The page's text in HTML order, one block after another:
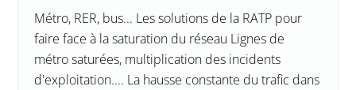
Métro, RER, bus... Les solutions de la RATP pour
faire face à la saturation du réseau Lignes de
métro saturées, multiplication des incidents
d'exploitation.... La hausse constante du trafic dans